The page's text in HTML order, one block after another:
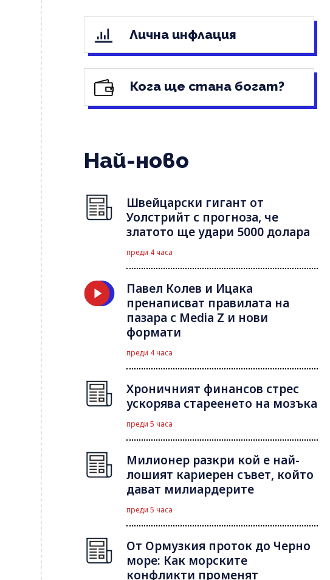
Лична инфлация
Кога ще стана богат?
Най-ново
Швейцарски гигант от
Уолстрийт с прогноза, че
златото ще удари 5000 долара
преди 4 часа
Павел Колев и Ицака
пренаписват правилата на
пазара с Media Z и нови
формати
преди 4 часа
Хроничният финансов стрес
ускорява стареенето на мозъка
преди 5 часа
Милионер разкри кой е най-
лошият кариерен съвет, който
дават милиардерите
преди 5 часа
От Ормузкия проток до Черно
море: Как морските
конфликти променят